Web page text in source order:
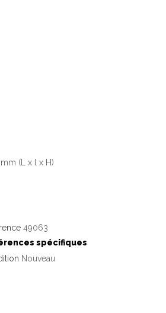
(L x l x H)
49063
spécifiques
Nouveau